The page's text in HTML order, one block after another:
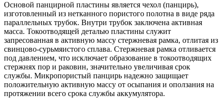
Основой панцирной пластины является чехол (панцирь),
изготовленный из нетканного пористого полотна в виде ряда
параллельных трубок. Внутри трубок заключена активная
масса. Токоотводящей деталью пластины служит
запресованная в активную массу стержневая рамка, отлитая из
свинцово-сурьмяистого сплава. Стержневая рамка отливается
под давлением, что исключает образование в токоотводящих
стержнях пор и раковин, значительно увеличивая срок
службы. Микропористый панцирь надежно защищает
положительную активную массу от осыпания и оползания на
протяжении всего срока службы аккумулятора.